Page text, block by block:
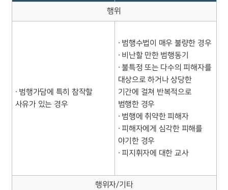
행위
∙ 범행가담에 특히 참작할
사유가 있는 경우
∙ 범행수법이 매우 불량한 경우
∙ 비난할 만한 범행동기
∙ 불특정 또는 다수의 피해자를
대상으로 하거나 상당한
기간에 걸쳐 반복적으로
범행한 경우
∙ 범행에 취약한 피해자
∙ 피해자에게 심각한 피해를
야기한 경우
∙ 피지휘자에 대한 교사
행위자/기타